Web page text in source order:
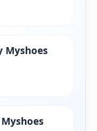
Myshoes